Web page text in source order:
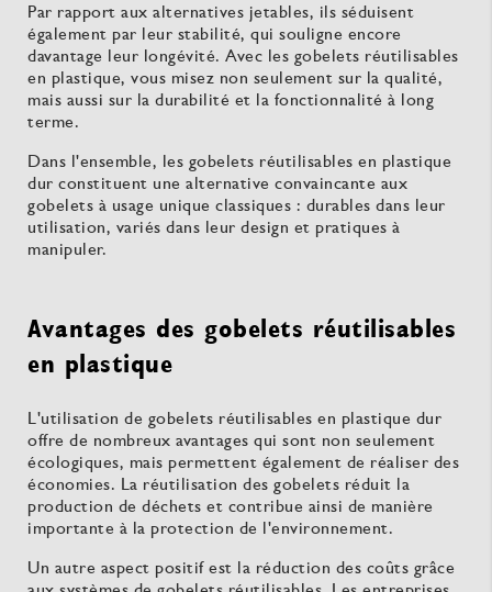
Par rapport aux alternatives jetables, ils séduisent
également par leur stabilité, qui souligne encore
davantage leur longévité. Avec les gobelets réutilisables
en plastique, vous misez non seulement sur la qualité,
mais aussi sur la durabilité et la fonctionnalité à long
terme.
Dans l'ensemble, les gobelets réutilisables en plastique
dur constituent une alternative convaincante aux
gobelets à usage unique classiques : durables dans leur
utilisation, variés dans leur design et pratiques à
manipuler.
Avantages des gobelets réutilisables
en plastique
L'utilisation de gobelets réutilisables en plastique dur
offre de nombreux avantages qui sont non seulement
écologiques, mais permettent également de réaliser des
économies. La réutilisation des gobelets réduit la
production de déchets et contribue ainsi de manière
importante à la protection de l'environnement.
Un autre aspect positif est la réduction des coûts grâce